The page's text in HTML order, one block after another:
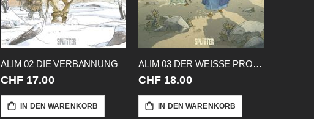
ALIM 02 DIE VERBANNUNG
CHF 17.00
IN DEN WARENKORB
ALIM 03 DER WEISSE PROPHET
CHF 18.00
IN DEN WARENKORB